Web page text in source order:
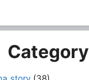
Category